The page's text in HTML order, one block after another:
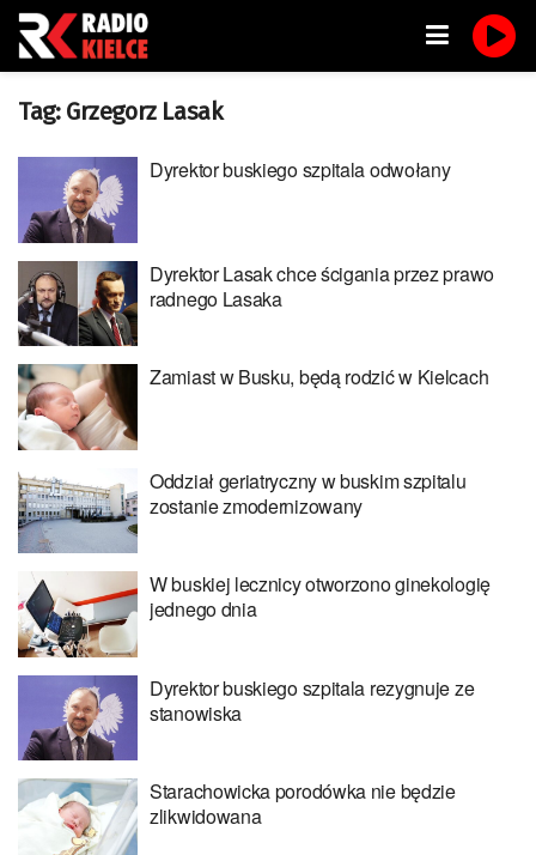
Tag: Grzegorz Lasak
Dyrektor buskiego szpitala odwołany
Dyrektor Lasak chce ścigania przez prawo
radnego Lasaka
Zamiast w Busku, będą rodzić w Kielcach
Oddział geriatryczny w buskim szpitalu
zostanie zmodernizowany
W buskiej lecznicy otworzono ginekologię
jednego dnia
Dyrektor buskiego szpitala rezygnuje ze
stanowiska
Starachowicka porodówka nie będzie
zlikwidowana